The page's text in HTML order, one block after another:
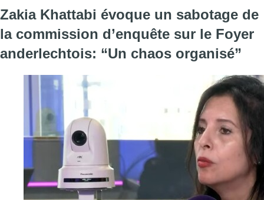
Zakia Khattabi évoque un sabotage de
la commission d’enquête sur le Foyer
anderlechtois: “Un chaos organisé”